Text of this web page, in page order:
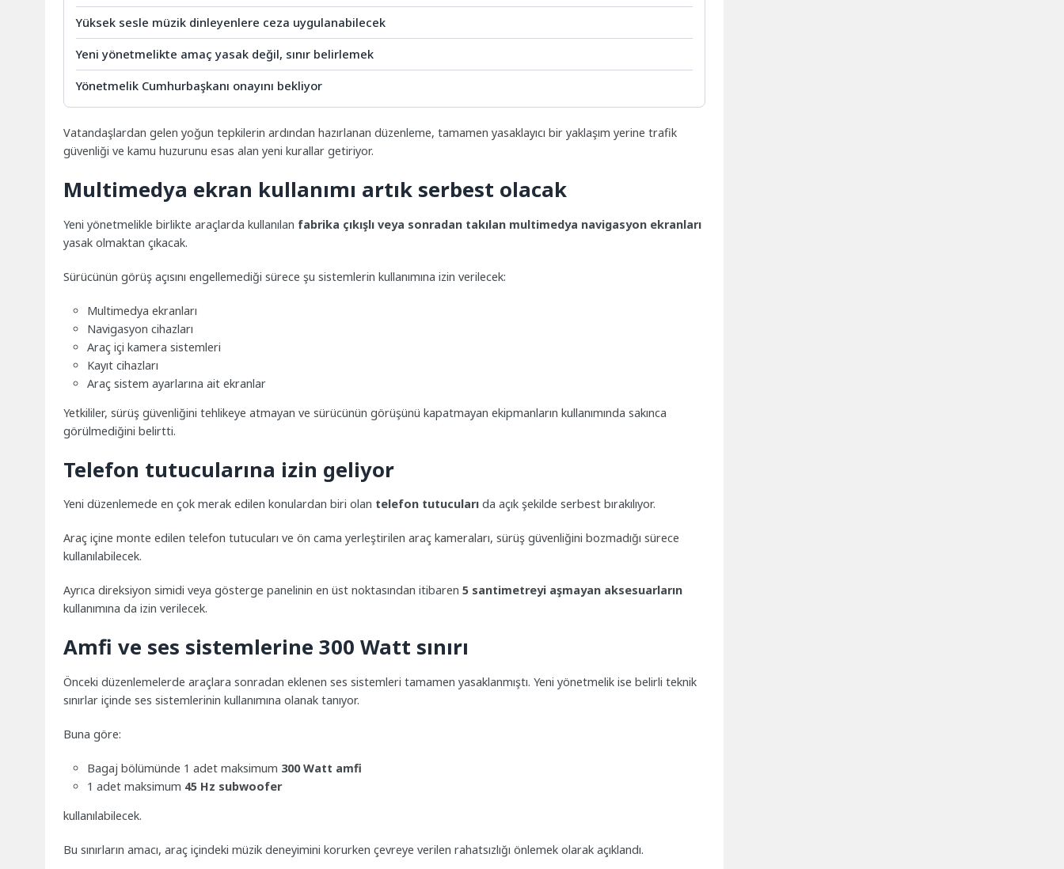
Yüksek sesle müzik dinleyenlere ceza uygulanabilecek
Yeni yönetmelikte amaç yasak değil, sınır belirlemek
Yönetmelik Cumhurbaşkanı onayını bekliyor
Vatandaşlardan gelen yoğun tepkilerin ardından hazırlanan düzenleme, tamamen yasaklayıcı bir yaklaşım yerine trafik
güvenliği ve kamu huzurunu esas alan yeni kurallar getiriyor.
Multimedya ekran kullanımı artık serbest olacak
Yeni yönetmelikle birlikte araçlarda kullanılan fabrika çıkışlı veya sonradan takılan multimedya navigasyon ekranları
yasak olmaktan çıkacak.
Sürücünün görüş açısını engellemediği sürece şu sistemlerin kullanımına izin verilecek:
Multimedya ekranları
Navigasyon cihazları
Araç içi kamera sistemleri
Kayıt cihazları
Araç sistem ayarlarına ait ekranlar
Yetkililer, sürüş güvenliğini tehlikeye atmayan ve sürücünün görüşünü kapatmayan ekipmanların kullanımında sakınca
görülmediğini belirtti.
Telefon tutucularına izin geliyor
Yeni düzenlemede en çok merak edilen konulardan biri olan telefon tutucuları da açık şekilde serbest bırakılıyor.
Araç içine monte edilen telefon tutucuları ve ön cama yerleştirilen araç kameraları, sürüş güvenliğini bozmadığı sürece
kullanılabilecek.
Ayrıca direksiyon simidi veya gösterge panelinin en üst noktasından itibaren5 santimetreyi aşmayan aksesuarların
kullanımına da izin verilecek.
Amfi ve ses sistemlerine 300 Watt sınırı
Önceki düzenlemelerde araçlara sonradan eklenen ses sistemleri tamamen yasaklanmıştı. Yeni yönetmelik ise belirli teknik
sınırlar içinde ses sistemlerinin kullanımına olanak tanıyor.
Buna göre:
Bagaj bölümünde 1 adet maksimum 300 Watt amfi
1 adet maksimum 45 Hz subwoofer
kullanılabilecek.
Bu sınırların amacı, araç içindeki müzik deneyimini korurken çevreye verilen rahatsızlığı önlemek olarak açıklandı.